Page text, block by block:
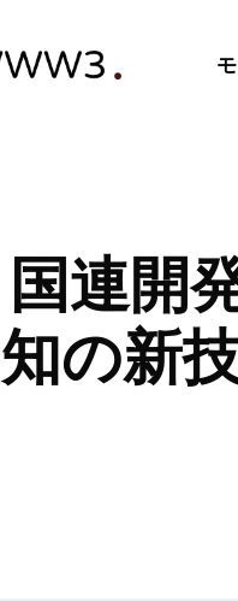
国連開
知の新